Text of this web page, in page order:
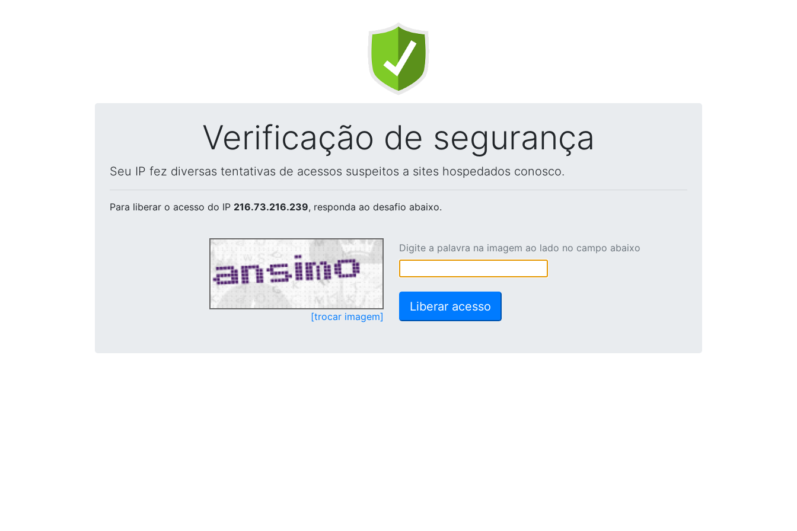
Verificação de segurança
Seu IP fez diversas tentativas de acessos suspeitos a sites hospedados conosco.
Para liberar o acesso do IP 216.73.216.239, responda ao desafio abaixo.
[trocar imagem]
Digite a palavra na imagem ao lado no campo abaixo